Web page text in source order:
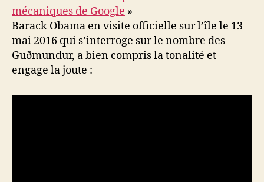
mécaniques de Google »
Barack Obama en visite officielle sur l’île le 13
mai 2016 qui s’interroge sur le nombre des
Guðmundur, a bien compris la tonalité et
engage la joute :